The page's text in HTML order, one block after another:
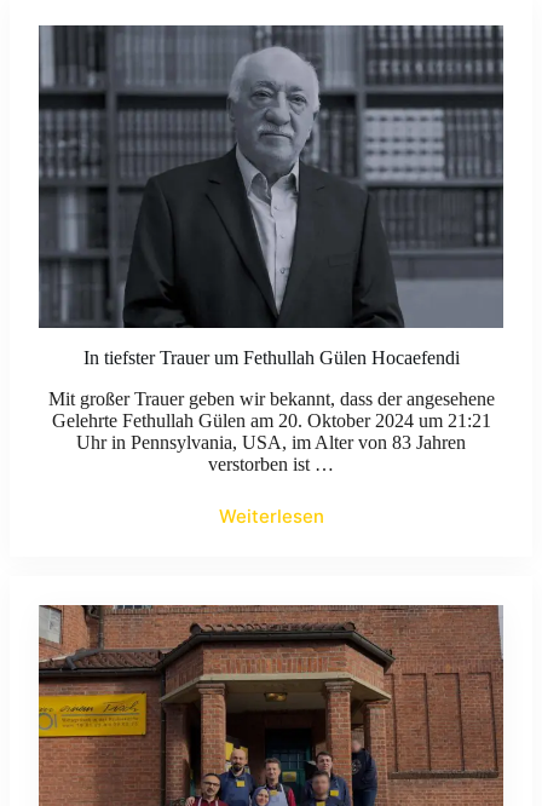
In tiefster Trauer um Fethullah Gülen Hocaefendi
Mit großer Trauer geben wir bekannt, dass der angesehene
Gelehrte Fethullah Gülen am 20. Oktober 2024 um 21:21
Uhr in Pennsylvania, USA, im Alter von 83 Jahren
verstorben ist …
Weiterlesen